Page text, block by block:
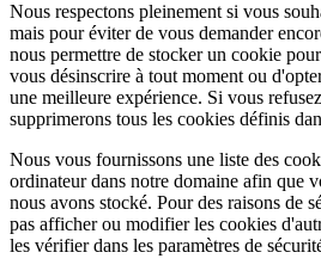
Nous respectons pleinement si vous
mais pour éviter de vous demander
nous permettre de stocker un cookie
vous désinscrire à tout moment ou
une meilleure expérience. Si vous
supprimerons tous les cookies définis
Nous vous fournissons une liste des
ordinateur dans notre domaine afin que
nous avons stocké. Pour des raisons de
pas afficher ou modifier les cookies
les vérifier dans les paramètres de